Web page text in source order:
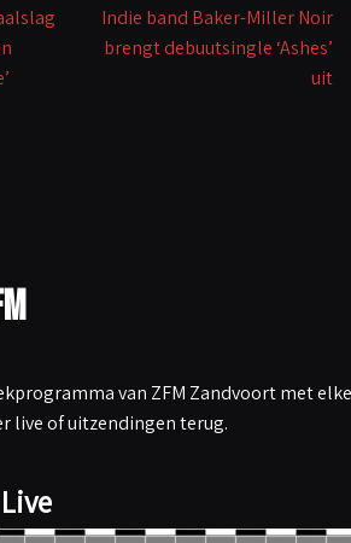
Indie band Baker-Miller Noir
brengt debuutsingle ‘Ashes’
uit
van ZFM Zandvoort met
live of uitzendingen terug.